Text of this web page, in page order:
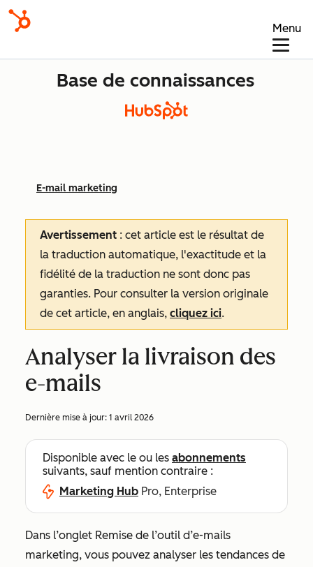
Menu
Base de connaissances
E-mail marketing
Avertissement : cet article est le résultat de
la traduction automatique, l'exactitude et la
fidélité de la traduction ne sont donc pas
garanties. Pour consulter la version originale
de cet article, en anglais, cliquez ici.
Analyser la livraison des
e-mails
Dernière mise à jour: 1 avril 2026
Disponible avec le ou les abonnements
suivants, sauf mention contraire :
Marketing Hub Pro, Enterprise
Dans l’onglet Remise de l’outil d’e-mails
marketing, vous pouvez analyser les tendances de